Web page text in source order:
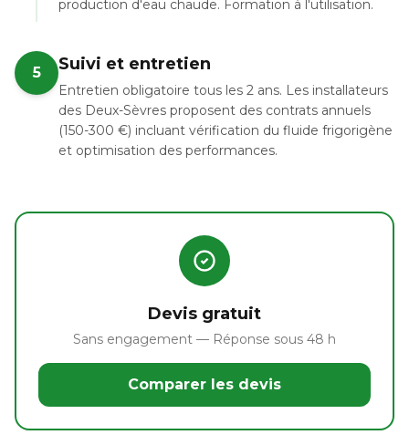
production d'eau chaude. Formation à l'utilisation.
5 Suivi et entretien
Entretien obligatoire tous les 2 ans. Les installateurs
des Deux-Sèvres proposent des contrats annuels
(150-300 €) incluant vérification du fluide frigorigène
et optimisation des performances.
Devis gratuit
Sans engagement — Réponse sous 48 h
Comparer les devis